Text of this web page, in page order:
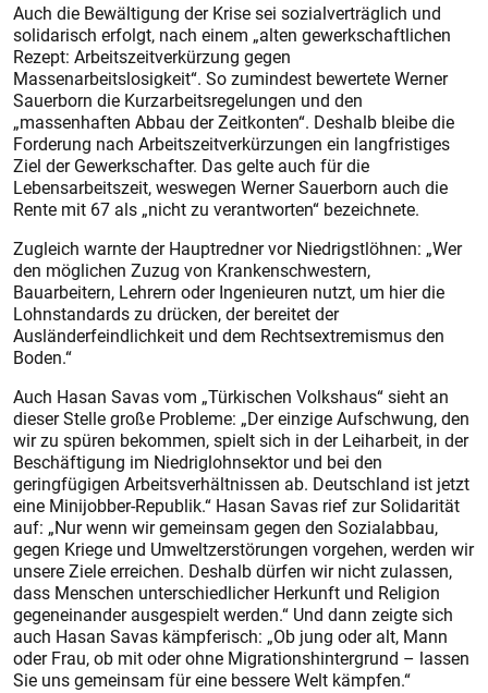
Auch die Bewältigung der Krise sei sozialverträglich und
solidarisch erfolgt, nach einem „alten gewerkschaftlichen
Rezept: Arbeitszeitverkürzung gegen
Massenarbeitslosigkeit“. So zumindest bewertete Werner
Sauerborn die Kurzarbeitsregelungen und den
„massenhaften Abbau der Zeitkonten“. Deshalb bleibe die
Forderung nach Arbeitszeitverkürzungen ein langfristiges
Ziel der Gewerkschafter. Das gelte auch für die
Lebensarbeitszeit, weswegen Werner Sauerborn auch die
Rente mit 67 als „nicht zu verantworten“ bezeichnete.
Zugleich warnte der Hauptredner vor Niedrigstlöhnen: „Wer
den möglichen Zuzug von Krankenschwestern,
Bauarbeitern, Lehrern oder Ingenieuren nutzt, um hier die
Lohnstandards zu drücken, der bereitet der
Ausländerfeindlichkeit und dem Rechtsextremismus den
Boden.“
Auch Hasan Savas vom „Türkischen Volkshaus“ sieht an
dieser Stelle große Probleme: „Der einzige Aufschwung, den
wir zu spüren bekommen, spielt sich in der Leiharbeit, in der
Beschäftigung im Niedriglohnsektor und bei den
geringfügigen Arbeitsverhältnissen ab. Deutschland ist jetzt
eine Minijobber-Republik.“ Hasan Savas rief zur Solidarität
auf: „Nur wenn wir gemeinsam gegen den Sozialabbau,
gegen Kriege und Umweltzerstörungen vorgehen, werden wir
unsere Ziele erreichen. Deshalb dürfen wir nicht zulassen,
dass Menschen unterschiedlicher Herkunft und Religion
gegeneinander ausgespielt werden.“ Und dann zeigte sich
auch Hasan Savas kämpferisch: „Ob jung oder alt, Mann
oder Frau, ob mit oder ohne Migrationshintergrund – lassen
Sie uns gemeinsam für eine bessere Welt kämpfen.“